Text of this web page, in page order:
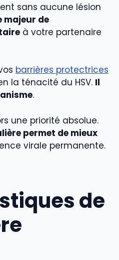
sans aucune lésion
majeur de
à votre partenaire
barrières protectrices
la ténacité du HSV. Il
.
une priorité absolue.
permet de mieux
virale permanente.
de